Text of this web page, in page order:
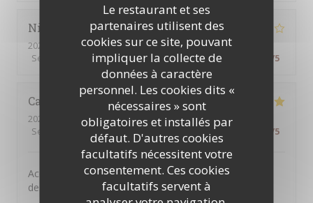
Le restaurant et ses
partenaires utilisent des
cookies sur ce site, pouvant
impliquer la collecte de
données à caractère
personnel. Les cookies dits «
nécessaires » sont
obligatoires et installés par
défaut. D'autres cookies
facultatifs nécessitent votre
consentement. Ces cookies
facultatifs servent à
Nicole
2022-03-29
- 21:15 - Couverts 5
Service
Ambiance:4/5 Cuisine: 4/5 Qualité / Prix /5
Catherine
2022-03-27
- 12:30 - Couverts 4
Service
Ambiance 5 /5 Qualité / Prix /5
Accueil très agréable, plats copieux et excellent et les
desserts du pur bonheur. Merci.